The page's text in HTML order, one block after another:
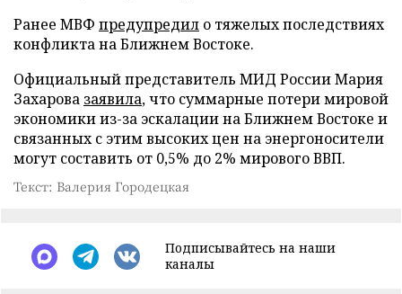
Ранее МВФ предупредил о тяжелых последствиях
конфликта на Ближнем Востоке.
Официальный представитель МИД России Мария
Захарова заявила, что суммарные потери мировой
экономики из-за эскалации на Ближнем Востоке и
связанных с этим высоких цен на энергоносители
могут составить от 0,5% до 2% мирового ВВП.
Текст: Валерия Городецкая
Подписывайтесь на наши
каналы